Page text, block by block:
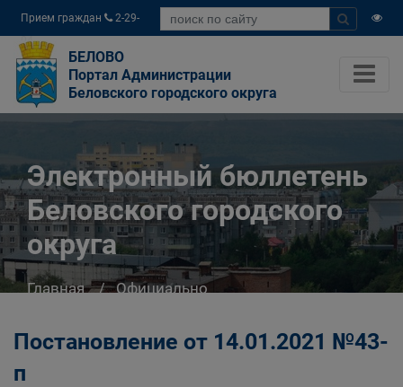
Прием граждан
2-29-
04
БЕЛОВО
Портал Администрации
Беловского городского округа
Электронный бюллетень
Беловского городского
округа
Главная
Официально
Постановление от 14.01.2021 №43-
п